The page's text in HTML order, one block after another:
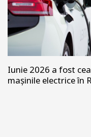
Iunie 2026 a fost
mașinile electrice în